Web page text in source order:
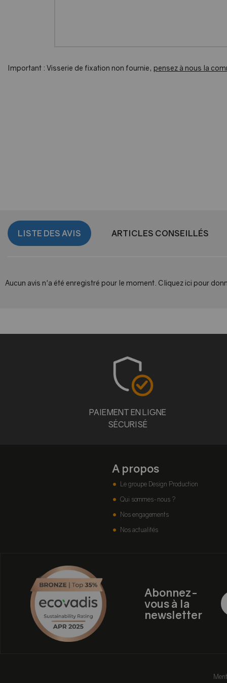
Important : Visserie de fixation non fournie, pensez à nous la
LISTE DES AVIS ARTICLES CONSEILLÉS
Aucun avis n'a été enregistré pour le moment. Cliquez ici pour
PAIEMENT EN LIGNE
SÉCURISÉ
A propos
Le groupe Design Production
Qui sommes-nous ?
Nos engagements
Nos actualités
Abonnez-
vous à la
newsletter